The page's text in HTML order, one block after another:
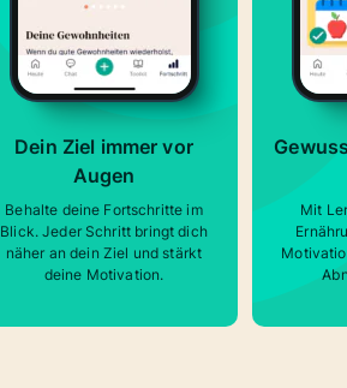
Dein Ziel immer vor
Augen
Behalte deine Fortschritte im
Blick. Jeder Schritt bringt dich
näher an dein Ziel und stärkt
deine Motivation.
Mit